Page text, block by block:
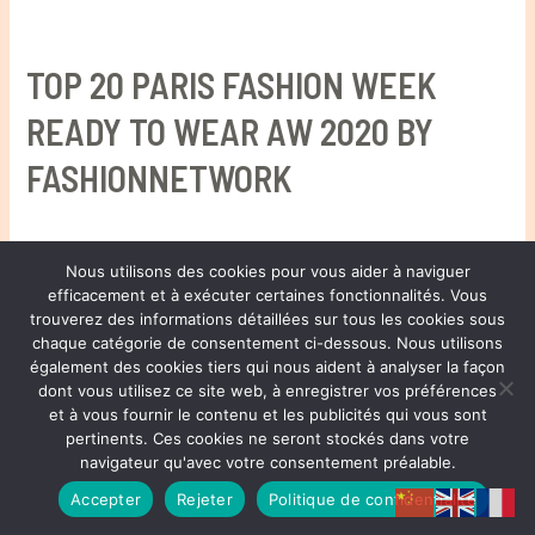
TOP 20 PARIS FASHION WEEK
READY TO WEAR AW 2020 BY
FASHIONNETWORK
® HENRI JOLI PARTNERS LTD. ALL RIGHTS RESERVED
Copyright © 2026 Henri Joli | 周易
Privacy Policy
Nous utilisons des cookies pour vous aider à naviguer
efficacement et à exécuter certaines fonctionnalités. Vous
trouverez des informations détaillées sur tous les cookies sous
chaque catégorie de consentement ci-dessous. Nous utilisons
également des cookies tiers qui nous aident à analyser la façon
dont vous utilisez ce site web, à enregistrer vos préférences
et à vous fournir le contenu et les publicités qui vous sont
pertinents. Ces cookies ne seront stockés dans votre
navigateur qu'avec votre consentement préalable.
Accepter
Rejeter Politique de confidentialité